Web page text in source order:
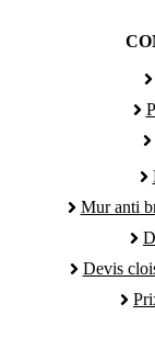
Mur anti
Devis